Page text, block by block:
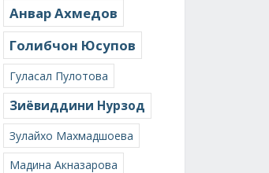
Анвар Ахмедов
Голибчон Юсупов
Гуласал Пулотова
Зиёвиддини Нурзод
Зулайхо Махмадшоева
Мадина Акназарова